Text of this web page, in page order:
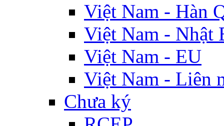
Việt Nam - Hàn
Việt Nam - Nhật
Việt Nam - EU
Việt Nam - Liên
Chưa ký